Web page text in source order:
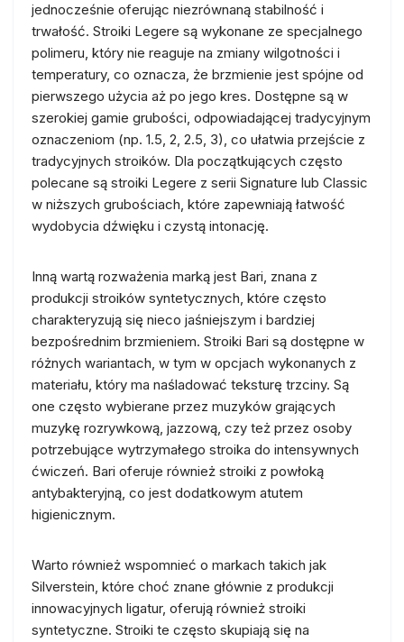
jednocześnie oferując niezrównaną stabilność i
trwałość. Stroiki Legere są wykonane ze specjalnego
polimeru, który nie reaguje na zmiany wilgotności i
temperatury, co oznacza, że brzmienie jest spójne od
pierwszego użycia aż po jego kres. Dostępne są w
szerokiej gamie grubości, odpowiadającej tradycyjnym
oznaczeniom (np. 1.5, 2, 2.5, 3), co ułatwia przejście z
tradycyjnych stroików. Dla początkujących często
polecane są stroiki Legere z serii Signature lub Classic
w niższych grubościach, które zapewniają łatwość
wydobycia dźwięku i czystą intonację.
Inną wartą rozważenia marką jest Bari, znana z
produkcji stroików syntetycznych, które często
charakteryzują się nieco jaśniejszym i bardziej
bezpośrednim brzmieniem. Stroiki Bari są dostępne w
różnych wariantach, w tym w opcjach wykonanych z
materiału, który ma naśladować teksturę trzciny. Są
one często wybierane przez muzyków grających
muzykę rozrywkową, jazzową, czy też przez osoby
potrzebujące wytrzymałego stroika do intensywnych
ćwiczeń. Bari oferuje również stroiki z powłoką
antybakteryjną, co jest dodatkowym atutem
higienicznym.
Warto również wspomnieć o markach takich jak
Silverstein, które choć znane głównie z produkcji
innowacyjnych ligatur, oferują również stroiki
syntetyczne. Stroiki te często skupiają się na